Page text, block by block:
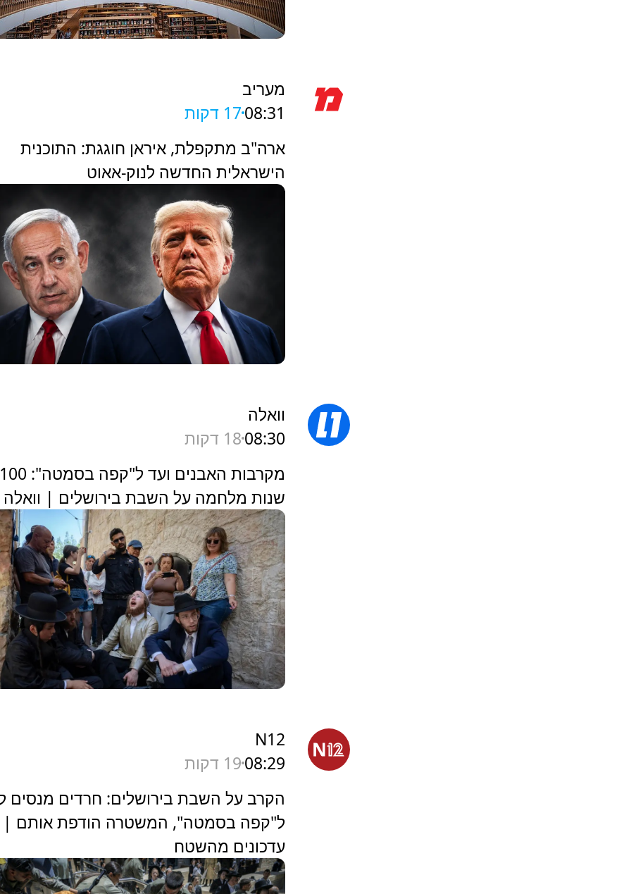
מעריב
08:3117 דקות
ארה"ב מתקפלת, איראן חוגגת: התוכנית
הישראלית החדשה לנוק-אאוט
וואלה
08:3018 דקות
מקרבות האבנים ועד ל"קפה בסמטה": 100
שנות מלחמה על השבת בירושלים | וואלה
N12
08:2919 דקות
הקרב על השבת בירושלים: חרדים מנסים
ל"קפה בסמטה", המשטרה הודפת אותם |
עדכונים מהשטח